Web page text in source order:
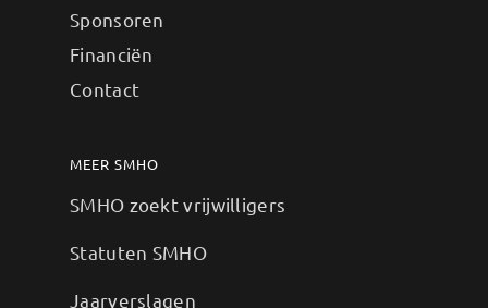
Sponsoren
Financiën
Contact
MEER SMHO
SMHO zoekt vrijwilligers
Statuten SMHO
Jaarverslagen